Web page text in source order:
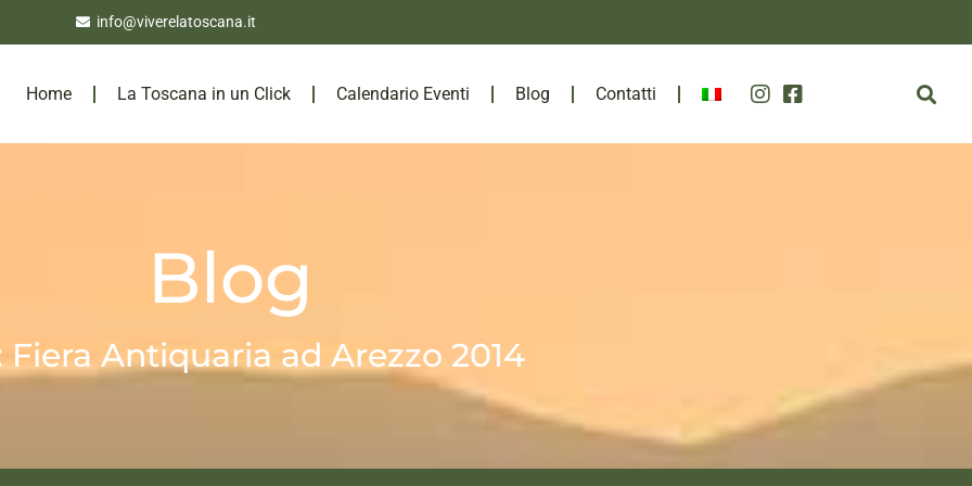
info@viverelatoscana.it
Home La Toscana in un Click Calendario Eventi Blog Contatti
Blog
Fiera Antiquaria ad Arezzo 2014